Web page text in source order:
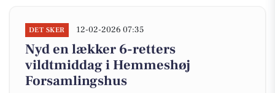
DET SKER 12-02-2026 07:35
Nyd en lækker 6-retters
vildtmiddag i Hemmeshøj
Forsamlingshus